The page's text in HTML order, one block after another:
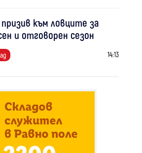
към ловците за
и отговорен сезон
14:13